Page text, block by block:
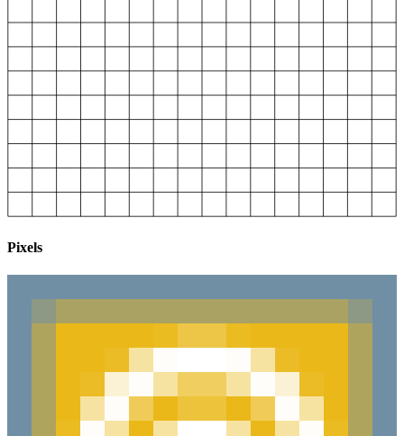
Pixels